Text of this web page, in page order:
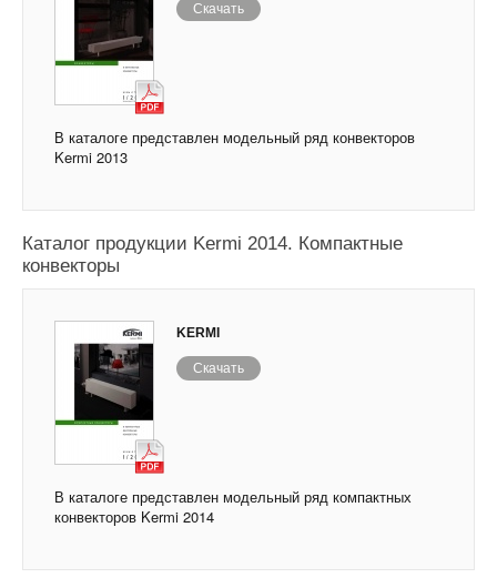
Скачать
В каталоге представлен модельный ряд конвекторов
Kermi 2013
Каталог продукции Kermi 2014. Компактные
конвекторы
KERMI
Скачать
В каталоге представлен модельный ряд компактных
конвекторов Kermi 2014